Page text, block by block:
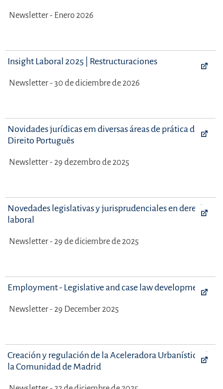
Newsletter - Enero 2026
Insight Laboral 2025 | Restructuraciones
Newsletter - 30 de diciembre de 2026
Novidades jurídicas em diversas áreas de prática do
Direito Português
Newsletter - 29 dezembro de 2025
Novedades legislativas y jurisprudenciales en derecho
laboral
Newsletter - 29 de diciembre de 2025
Employment - Legislative and case law developments
Newsletter - 29 December 2025
Creación y regulación de la Aceleradora Urbanística de
la Comunidad de Madrid